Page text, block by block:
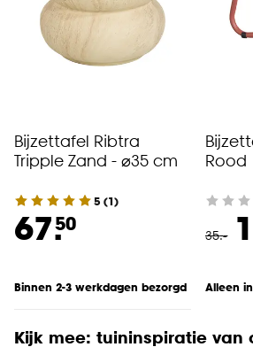
Bijzettafel Ribtra
Tripple Zand - ⌀35 cm
5 (1)
67.50
Binnen 2-3 werkdagen bezorgd
Rood
35.-
Alleen
Kijk mee: tuininspiratie van